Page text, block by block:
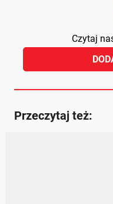
Czytaj
Przeczytaj też: